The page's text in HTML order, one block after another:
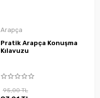
Arapça
Pratik Arapça Konuşma
Kılavuzu
95,00 TL